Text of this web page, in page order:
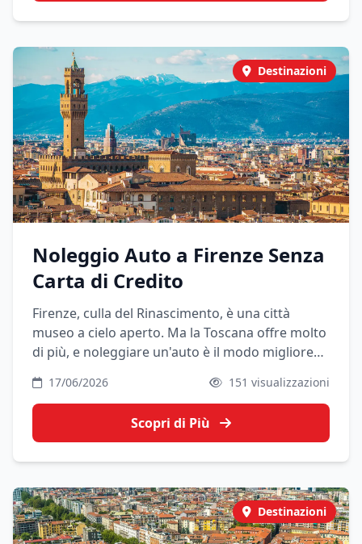
Destinazioni
Noleggio Auto a Firenze Senza
Carta di Credito
Firenze, culla del Rinascimento, è una città
museo a cielo aperto. Ma la Toscana offre molto
di più, e noleggiare un'auto è il modo migliore
medievali e la costa.
17/06/2026 151 visualizzazioni
Scopri di Più
Destinazioni